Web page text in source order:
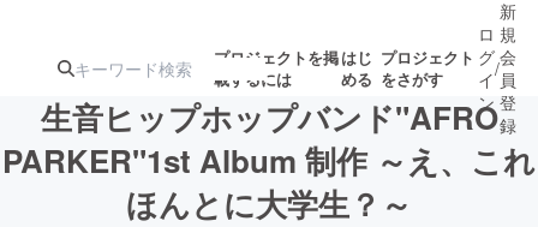
プロジェクトを掲
載するには
はじ
める
プロジェクト
をさがす
注目のリ 注目の新着プロ募集終了が近いプ
ロ
グ
イ
ン
/
新
規
会
員
登
録
生音ヒップホップバンド"AFRO
PARKER"1st Album 制作 ～え、これ
ほんとに大学生？～